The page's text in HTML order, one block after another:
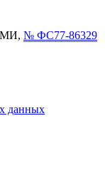
№ ФС77-86329
данных